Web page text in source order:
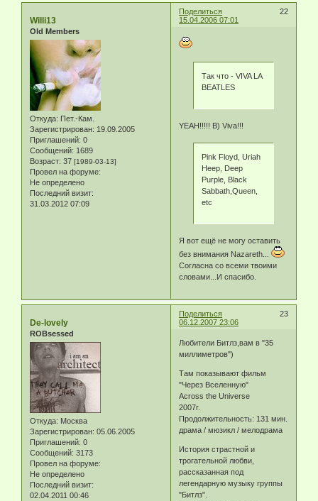
Поделиться
22
15.04.2006 07:01
Willi13
Old Members
Откуда: Пет.-Кам.
Зарегистрирован: 19.09.2005
Приглашений: 0
Сообщений: 1689
Возраст: 37 [1989-03-13]
Провел на форуме:
Не определено
Последний визит:
31.03.2012 07:09
Так что - VIVA LA
BEATLES
YEAH!!!!! B) Viva!!!
Pink Floyd, Uriah
Heep, Deep
Purple, Black
Sabbath,Queen,
etc
Я вот ещё не могу оставить
без внимания Nazareth...
Согласна со всеми твоими
словами...И спасибо.
Поделиться
23
06.12.2007 23:06
De-lovely
ROBsessed
Откуда: Москва
Зарегистрирован: 05.06.2005
Приглашений: 0
Сообщений: 3173
Провел на форуме:
Не определено
Последний визит:
02.04.2011 00:46
Любители Битлз,вам в "35
миллиметров")
Там показывают фильм
"Через Вселенную"
Across the Universe
2007г.
Продолжительность: 131 мин.
драма / мюзикл / мелодрама
История страстной и
трогательной любви,
рассказанная под
легендарную музыку группы
"Битлз".